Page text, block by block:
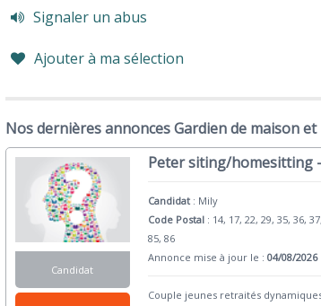
Signaler un abus
Ajouter à ma sélection
Nos dernières annonces Gardien de maison
Candidat
Peter siting/homesitting
Candidat : Mily
Code Postal : 14, 17, 22, 29, 35, 36,
85, 86
Annonce mise à jour le :04/08/2026
Couple jeunes retraités